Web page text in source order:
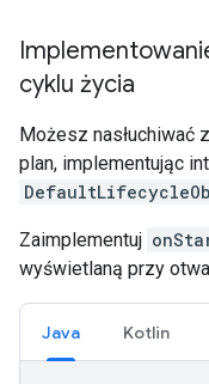
cyklu życia
Możesz nasłuchiwać
plan, implementując
Zaimplementuj
wyświetlaną przy
Java Kotlin